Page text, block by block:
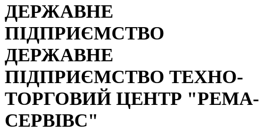
ДЕРЖАВНЕ
ПІДПРИЄМСТВО
ДЕРЖАВНЕ
ПІДПРИЄМСТВО ТЕХНО-
ТОРГОВИЙ ЦЕНТР "РЕМА-
СЕРВІВС"